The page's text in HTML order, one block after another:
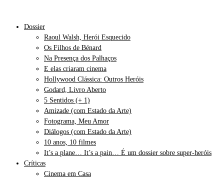
Dossier
Raoul Walsh, Herói Esquecido
Os Filhos de Bénard
Na Presença dos Palhaços
E elas criaram cinema
Hollywood Clássica: Outros Heróis
Godard, Livro Aberto
5 Sentidos (+ 1)
Amizade (com Estado da Arte)
Fotograma, Meu Amor
Diálogos (com Estado da Arte)
10 anos, 10 filmes
It’s a plane… It’s a pain… É um dossier sobre super-heróis
Críticas
Cinema em Casa